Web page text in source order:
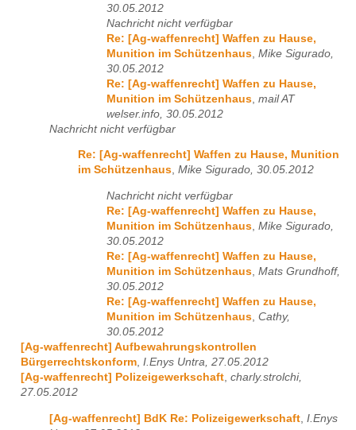
30.05.2012
Nachricht nicht verfügbar
Re: [Ag-waffenrecht] Waffen zu Hause,
Munition im Schützenhaus Mike Sigurado,
30.05.2012
Re: [Ag-waffenrecht] Waffen zu Hause,
Munition im Schützenhaus mail AT
welser.info, 30.05.2012
Nachricht nicht verfügbar
Re: [Ag-waffenrecht] Waffen zu Hause, Munition
im Schützenhaus, Mike Sigurado, 30.05.2012
Nachricht nicht verfügbar
Re: [Ag-waffenrecht] Waffen zu Hause,
Munition im Schützenhaus Mike Sigurado,
30.05.2012
Re: [Ag-waffenrecht] Waffen zu Hause,
Munition im Schützenhaus Mats Grundhoff,
30.05.2012
Re: [Ag-waffenrecht] Waffen zu Hause,
Munition im Schützenhaus Cathy,
30.05.2012
[Ag-waffenrecht] Aufbewahrungskontrollen
Bürgerrechtskonform I.Enys Untra, 27.05.2012
[Ag-waffenrecht] Polizeigewerkschaft charly.strolchi,
27.05.2012
[Ag-waffenrecht] BdK Re: Polizeigewerkschaft I.Enys